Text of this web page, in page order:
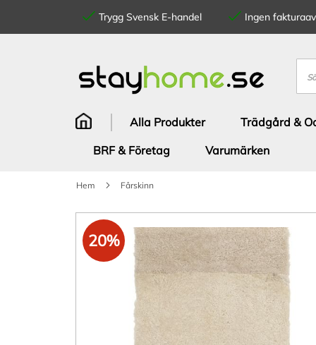
Trygg Svensk E-handel Ingen
innehållet
Sök
Alla Produkter Trädgård &
BRF & Företag
Varumärken
Hem Fårskinn
Hoppa
till
slutet
20%